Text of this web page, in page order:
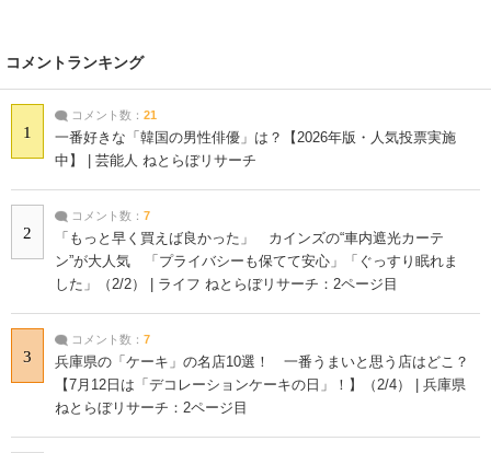
コメントランキング
1
コメント数： 21
一番好きな「韓国の男性俳優」は？【2026年版・人気投票実施
中】 | 芸能人 ねとらぼリサーチ
2
コメント数： 7
「もっと早く買えば良かった」 カインズの“車内遮光カーテ
ン”が大人気 「プライバシーも保てて安心」「ぐっすり眠れま
した」（2/2） | ライフ ねとらぼリサーチ：2ページ目
3
コメント数： 7
兵庫県の「ケーキ」の名店10選！ 一番うまいと思う店はどこ？
【7月12日は「デコレーションケーキの日」！】（2/4） | 兵庫県
ねとらぼリサーチ：2ページ目